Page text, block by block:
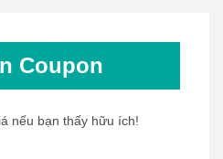
Coupon
nếu bạn thấy hữu ích!